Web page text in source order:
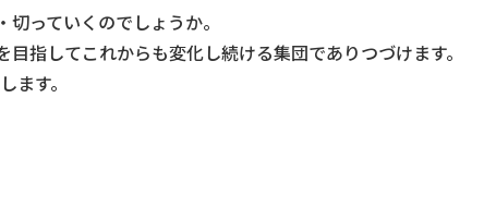
っていくのでしょうか。
指してこれからも変化し続ける集団でありつづけます。
ます。